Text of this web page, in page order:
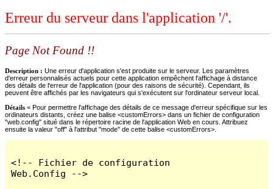
Erreur du serveur dans l'application '/'.
Page Not Found !!
Description : Une erreur d'application s'est produite sur le serveur. Les paramètres
d'erreur personnalisés actuels pour cette application empêchent l'affichage à distance
des détails de l'erreur de l'application (pour des raisons de sécurité). Cependant, ils
peuvent être affichés par les navigateurs qui s'exécutent sur l'ordinateur serveur local.
Détails = Pour permettre l'affichage des détails de ce message d'erreur spécifique sur les
ordinateurs distants, créez une balise <customErrors> dans un fichier de configuration
"web.config" situé dans le répertoire racine de l'application Web en cours. Attribuez
ensuite la valeur "off" à l'attribut "mode" de cette balise <customErrors>.
<!-- Fichier de configuration
Web.Config -->